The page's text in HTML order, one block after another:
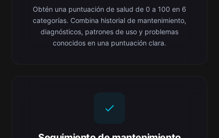
Obtén una puntuación de salud de 0 a 100 en 6
categorías. Combina historial de mantenimiento,
diagnósticos, patrones de uso y problemas
conocidos en una puntuación clara.